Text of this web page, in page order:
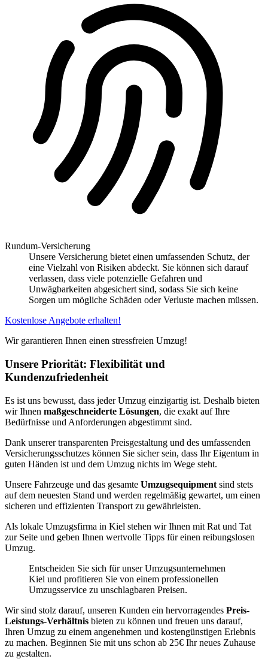
Rundum-Versicherung
Unsere Versicherung bietet einen umfassenden Schutz, der
eine Vielzahl von Risiken abdeckt. Sie können sich darauf
verlassen, dass viele potenzielle Gefahren und
Unwägbarkeiten abgesichert sind, sodass Sie sich keine
Sorgen um mögliche Schäden oder Verluste machen müssen.
Kostenlose Angebote erhalten!
Wir garantieren Ihnen einen stressfreien Umzug!
Unsere Priorität: Flexibilität und
Kundenzufriedenheit
Es ist uns bewusst, dass jeder Umzug einzigartig ist. Deshalb bieten
wir Ihnen maßgeschneiderte Lösungen, die exakt auf Ihre
Bedürfnisse und Anforderungen abgestimmt sind.
Dank unserer transparenten Preisgestaltung und des umfassenden
Versicherungsschutzes können Sie sicher sein, dass Ihr Eigentum in
guten Händen ist und dem Umzug nichts im Wege steht.
Unsere Fahrzeuge und das gesamte Umzugsequipment sind stets
auf dem neuesten Stand und werden regelmäßig gewartet, um einen
sicheren und effizienten Transport zu gewährleisten.
Als lokale Umzugsfirma in Kiel stehen wir Ihnen mit Rat und Tat
zur Seite und geben Ihnen wertvolle Tipps für einen reibungslosen
Umzug.
Entscheiden Sie sich für unser Umzugsunternehmen
Kiel und profitieren Sie von einem professionellen
Umzugsservice zu unschlagbaren Preisen.
Wir sind stolz darauf, unseren Kunden ein hervorragendes Preis-
Leistungs-Verhältnis bieten zu können und freuen uns darauf,
Ihren Umzug zu einem angenehmen und kostengünstigen Erlebnis
zu machen. Beginnen Sie mit uns schon ab 25€ Ihr neues Zuhause
zu gestalten.